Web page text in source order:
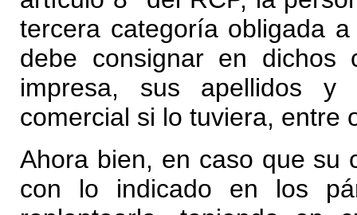
tercera categoría obligada
debe consignar en dichos
impresa, sus apellidos
comercial si lo tuviera, entre
Ahora bien, en caso que su
con lo indicado en los